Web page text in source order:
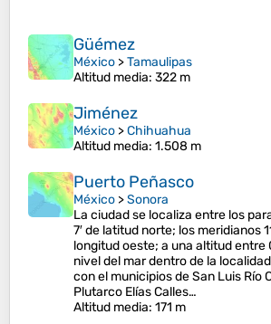
Güémez
México >Tamaulipas
Altitud media: 322 m
Jiménez
México >Chihuahua
Altitud media: 1.508 m
Puerto Peñasco
México >Sonora
La ciudad se localiza entre los
7′ de latitud norte; los meridianos
longitud oeste; a una altitud entre
nivel del mar dentro de la
con el municipios de San Luis Río
Plutarco Elías Calles…
Altitud media: 171 m